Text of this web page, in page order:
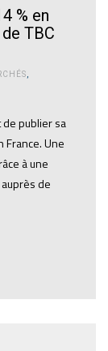
% en
TBC
de publier sa
Une
à une
de